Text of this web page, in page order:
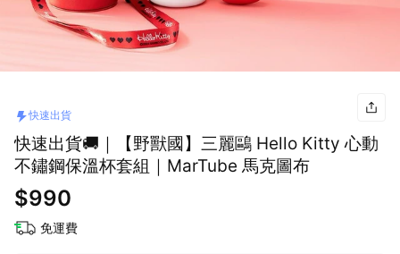
快速出貨
快速出貨🚚｜【野獸國】三麗鷗 Hello Kitty 心動
不鏽鋼保溫杯套組｜MarTube 馬克圖布
$990
免運費